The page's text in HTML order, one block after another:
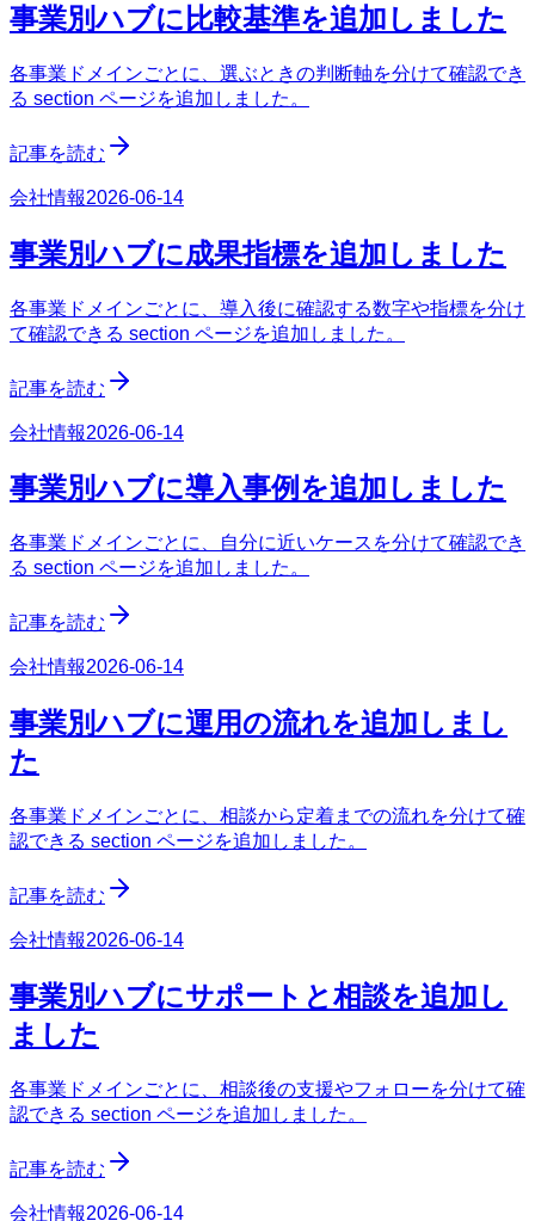
事業別ハブに比較基準を追加しました
各事業ドメインごとに、選ぶときの判断軸を分けて確認でき
る section ページを追加しました。
記事を読む
会社情報2026-06-14
事業別ハブに成果指標を追加しました
各事業ドメインごとに、導入後に確認する数字や指標を分け
て確認できる section ページを追加しました。
記事を読む
会社情報2026-06-14
事業別ハブに導入事例を追加しました
各事業ドメインごとに、自分に近いケースを分けて確認でき
る section ページを追加しました。
記事を読む
会社情報2026-06-14
事業別ハブに運用の流れを追加しまし
た
各事業ドメインごとに、相談から定着までの流れを分けて確
認できる section ページを追加しました。
記事を読む
会社情報2026-06-14
事業別ハブにサポートと相談を追加し
ました
各事業ドメインごとに、相談後の支援やフォローを分けて確
認できる section ページを追加しました。
記事を読む
会社情報2026-06-14